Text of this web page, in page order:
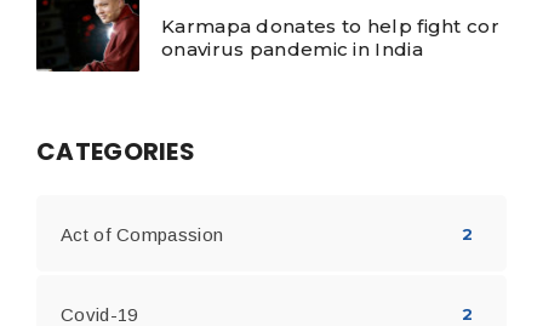
Karmapa donates to help fight cor
onavirus pandemic in India
CATEGORIES
Act of Compassion 2
Covid-19 2